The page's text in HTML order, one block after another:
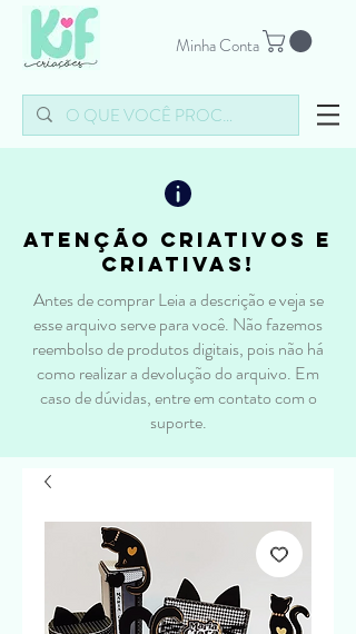
Minha Conta
atenção criativos e
criativas!
Antes de comprar Leia a descrição e veja se
esse arquivo serve para você. Não fazemos
reembolso de produtos digitais, pois não há
como realizar a devolução do arquivo. Em
caso de dúvidas, entre em contato com o
suporte.